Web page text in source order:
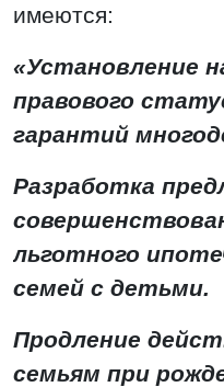
имеются:
«Установление
правового
гарантий
Разработка
льготного
семей с детьми.
Продление
семьям при